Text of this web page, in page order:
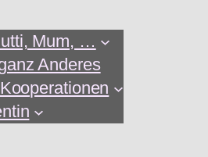
Mum, …
Anderes